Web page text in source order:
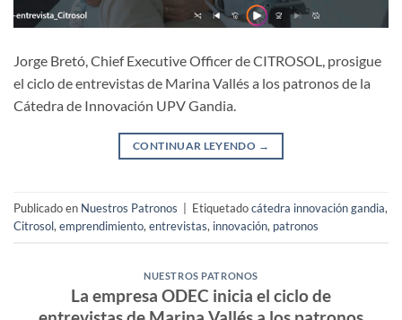
Jorge Bretó, Chief Executive Officer de CITROSOL, prosigue
el ciclo de entrevistas de Marina Vallés a los patronos de la
Cátedra de Innovación UPV Gandia.
CONTINUAR LEYENDO →
Publicado en Nuestros Patronos Etiquetadocátedra innovación gandia,
Citrosol, emprendimiento, entrevistas, innovación, patronos
NUESTROS PATRONOS
La empresa ODEC inicia el ciclo de